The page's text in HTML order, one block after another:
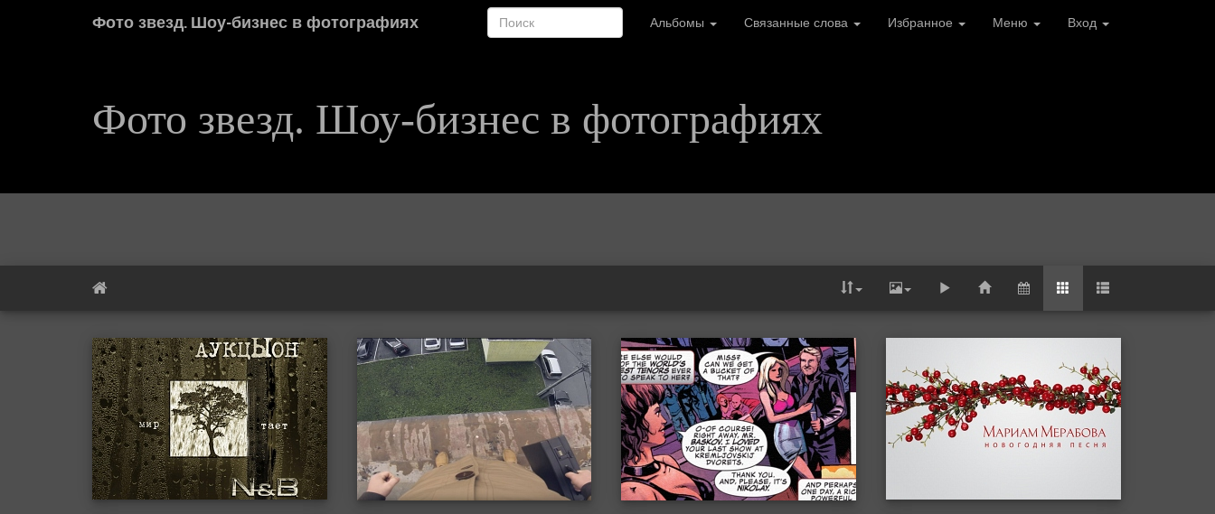
Фото звезд. Шоу-бизнес в фотографиях Альбомы Связанные слова Избранное Меню Вход
Фото звезд. Шоу-бизнес в фотографиях